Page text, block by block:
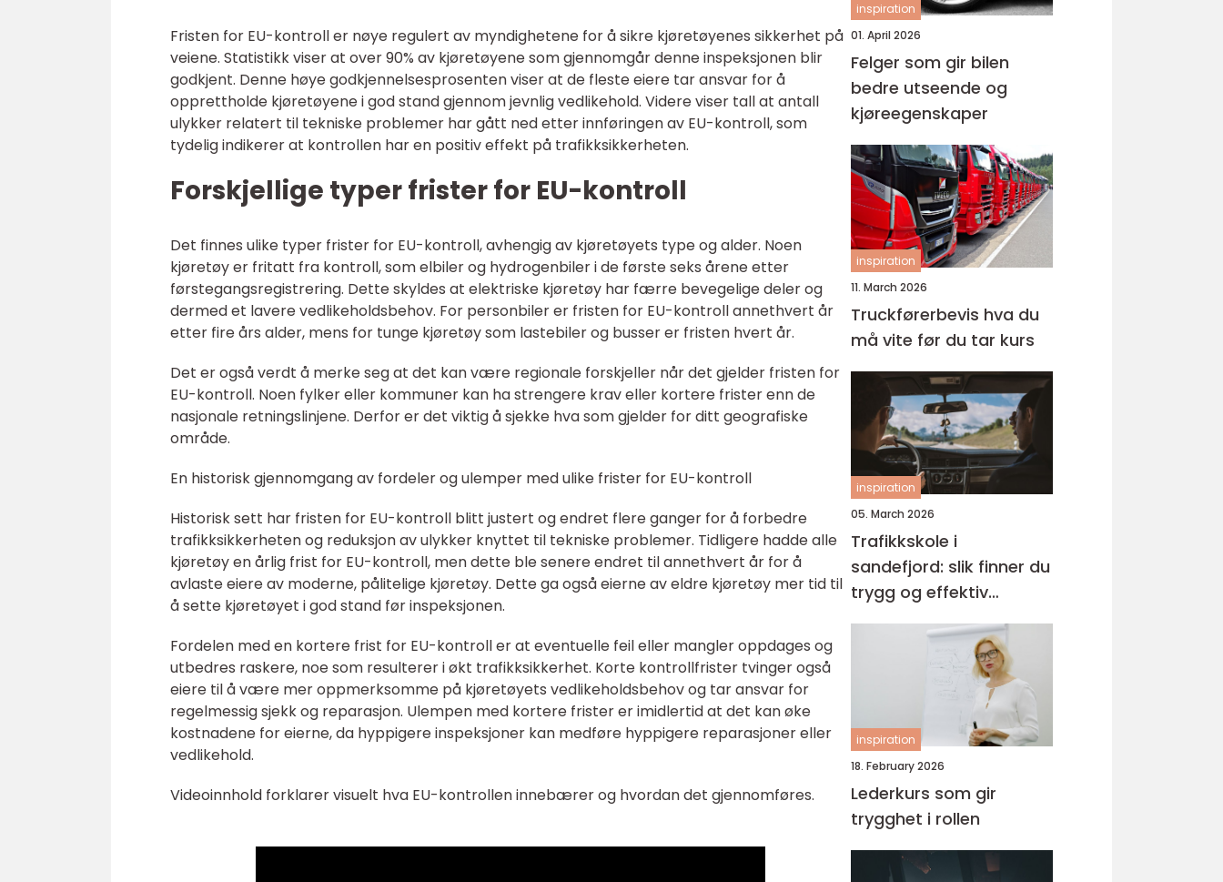
Fristen for EU-kontroll er nøye regulert av myndighetene for å sikre kjøretøyenes sikkerhet på
veiene. Statistikk viser at over 90% av kjøretøyene som gjennomgår denne inspeksjonen blir
godkjent. Denne høye godkjennelsesprosenten viser at de fleste eiere tar ansvar for å
opprettholde kjøretøyene i god stand gjennom jevnlig vedlikehold. Videre viser tall at antall
ulykker relatert til tekniske problemer har gått ned etter innføringen av EU-kontroll, som
tydelig indikerer at kontrollen har en positiv effekt på trafikksikkerheten.
Forskjellige typer frister for EU-kontroll
Det finnes ulike typer frister for EU-kontroll, avhengig av kjøretøyets type og alder. Noen
kjøretøy er fritatt fra kontroll, som elbiler og hydrogenbiler i de første seks årene etter
førstegangsregistrering. Dette skyldes at elektriske kjøretøy har færre bevegelige deler og
dermed et lavere vedlikeholdsbehov. For personbiler er fristen for EU-kontroll annethvert år
etter fire års alder, mens for tunge kjøretøy som lastebiler og busser er fristen hvert år.
Det er også verdt å merke seg at det kan være regionale forskjeller når det gjelder fristen for
EU-kontroll. Noen fylker eller kommuner kan ha strengere krav eller kortere frister enn de
nasjonale retningslinjene. Derfor er det viktig å sjekke hva som gjelder for ditt geografiske
område.
En historisk gjennomgang av fordeler og ulemper med ulike frister for EU-kontroll
Historisk sett har fristen for EU-kontroll blitt justert og endret flere ganger for å forbedre
trafikksikkerheten og reduksjon av ulykker knyttet til tekniske problemer. Tidligere hadde alle
kjøretøy en årlig frist for EU-kontroll, men dette ble senere endret til annethvert år for å
avlaste eiere av moderne, pålitelige kjøretøy. Dette ga også eierne av eldre kjøretøy mer tid til
å sette kjøretøyet i god stand før inspeksjonen.
Fordelen med en kortere frist for EU-kontroll er at eventuelle feil eller mangler oppdages og
utbedres raskere, noe som resulterer i økt trafikksikkerhet. Korte kontrollfrister tvinger også
eiere til å være mer oppmerksomme på kjøretøyets vedlikeholdsbehov og tar ansvar for
regelmessig sjekk og reparasjon. Ulempen med kortere frister er imidlertid at det kan øke
kostnadene for eierne, da hyppigere inspeksjoner kan medføre hyppigere reparasjoner eller
vedlikehold.
Videoinnhold forklarer visuelt hva EU-kontrollen innebærer og hvordan det gjennomføres.
inspiration
01. April 2026
Felger som gir bilen
bedre utseende og
kjøreegenskaper
inspiration
11. March 2026
Truckførerbevis hva du
må vite før du tar kurs
inspiration
05. March 2026
Trafikkskole i
sandefjord: slik finner du
trygg og effektiv
opplæring
inspiration
18. February 2026
Lederkurs som gir
trygghet i rollen